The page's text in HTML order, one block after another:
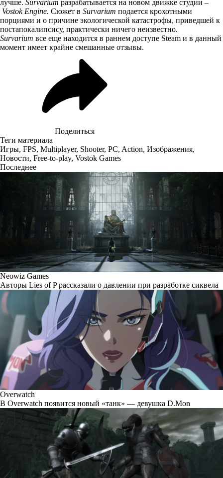
лучше. Survarium разрабатывается на новом движке студии –
Vostok Engine. Сюжет в Survarium подается крохотными
порциями и о причине экологической катастрофы, приведшей к
постапокалипсису, практически ничего неизвестно.
Survarium все еще находится в раннем доступе Steam и в данный
момент имеет крайне смешанные отзывы.
Поделиться
Теги материала
Игры, FPS, Multiplayer, Shooter, PC, Action, Изображения,
Новости, Free-to-play, Vostok Games
Последнее
Neowiz Games
Авторы Lies of P рассказали о давлении при разработке сиквела
Overwatch
В Overwatch появится новый «танк» — девушка D.Mon